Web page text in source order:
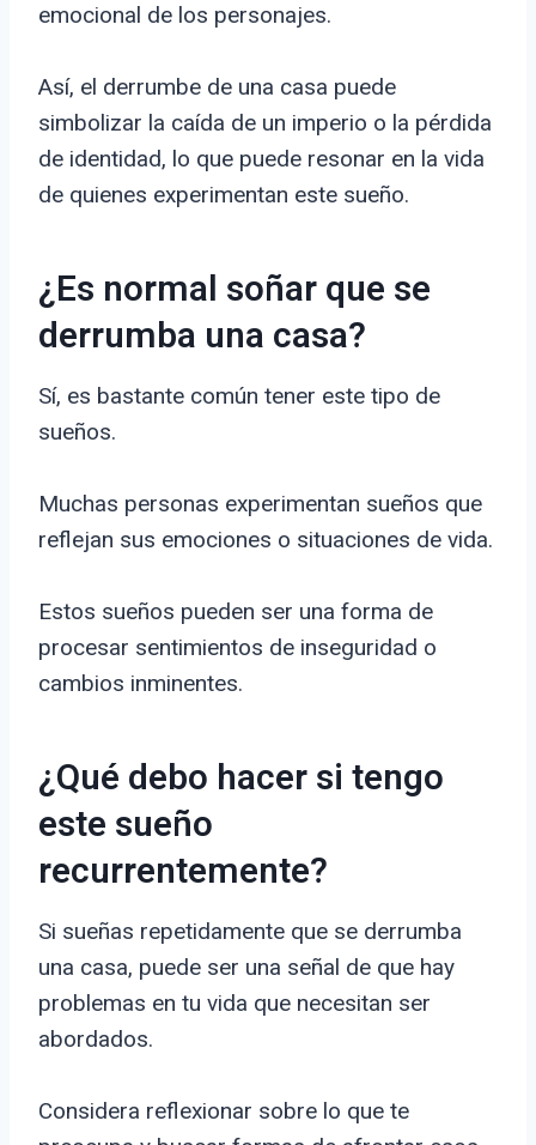
emocional de los personajes.
Así, el derrumbe de una casa puede
simbolizar la caída de un imperio o la pérdida
de identidad, lo que puede resonar en la vida
de quienes experimentan este sueño.
¿Es normal soñar que se
derrumba una casa?
Sí, es bastante común tener este tipo de
sueños.
Muchas personas experimentan sueños que
reflejan sus emociones o situaciones de vida.
Estos sueños pueden ser una forma de
procesar sentimientos de inseguridad o
cambios inminentes.
¿Qué debo hacer si tengo
este sueño
recurrentemente?
Si sueñas repetidamente que se derrumba
una casa, puede ser una señal de que hay
problemas en tu vida que necesitan ser
abordados.
Considera reflexionar sobre lo que te